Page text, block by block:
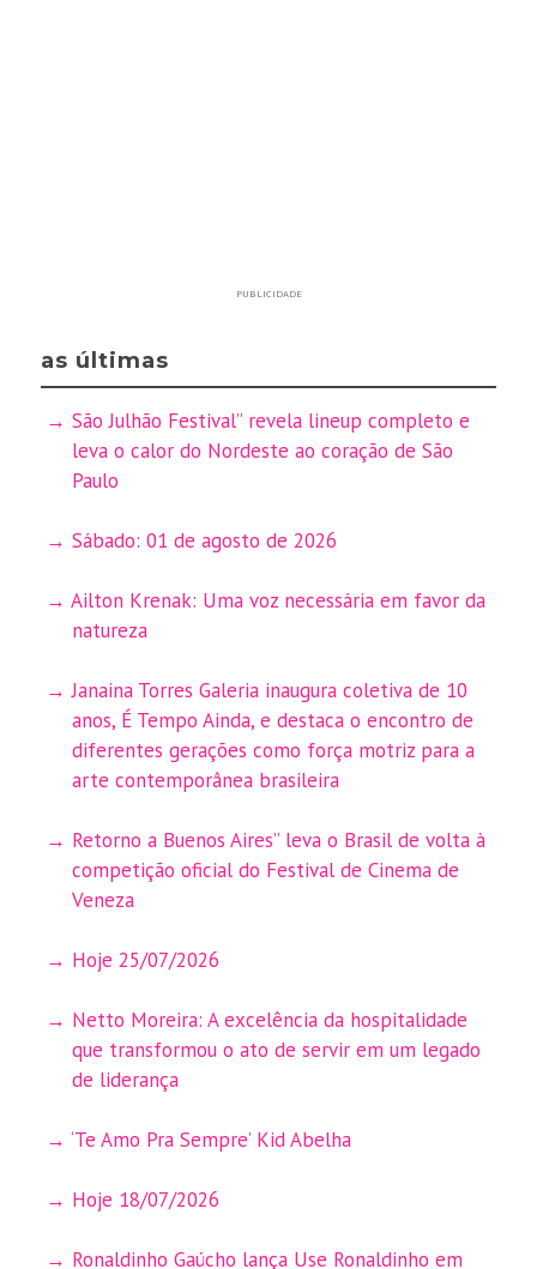
PUBLICIDADE
as últimas
São Julhão Festival” revela lineup completo e
leva o calor do Nordeste ao coração de São
Paulo
Sábado: 01 de agosto de 2026
Ailton Krenak: Uma voz necessária em favor da
natureza
Janaina Torres Galeria inaugura coletiva de 10
anos, É Tempo Ainda, e destaca o encontro de
diferentes gerações como força motriz para a
arte contemporânea brasileira
Retorno a Buenos Aires” leva o Brasil de volta à
competição oficial do Festival de Cinema de
Veneza
Hoje 25/07/2026
Netto Moreira: A excelência da hospitalidade
que transformou o ato de servir em um legado
de liderança
‘Te Amo Pra Sempre’ Kid Abelha
Hoje 18/07/2026
Ronaldinho Gaúcho lança Use Ronaldinho em